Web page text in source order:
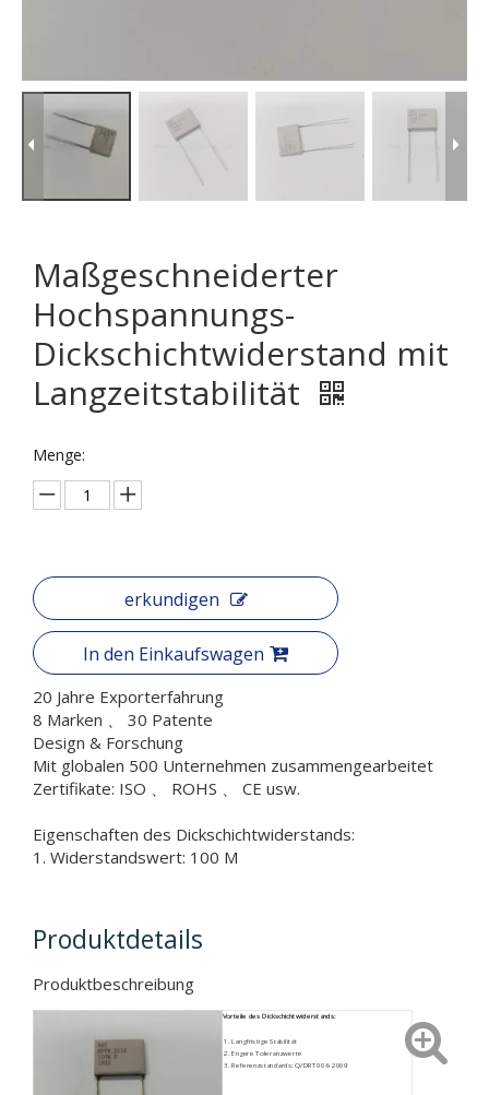
Maßgeschneiderter
Hochspannungs-
Dickschichtwiderstand mit
Langzeitstabilität
Menge:
erkundigen
In den Einkaufswagen
20 Jahre Exporterfahrung
8 Marken 、 30 Patente
Design & Forschung
Mit globalen 500 Unternehmen zusammengearbeitet
Zertifikate: ISO 、 ROHS 、 CE usw.
Eigenschaften des Dickschichtwiderstands:
1. Widerstandswert: 100 M
Produktdetails
Produktbeschreibung
Vorteile des Dickschichtwiderstands:
Langfristige Stabilität
Engere Toleranzwerte
Referenzstandards: Q/DRT006-2009